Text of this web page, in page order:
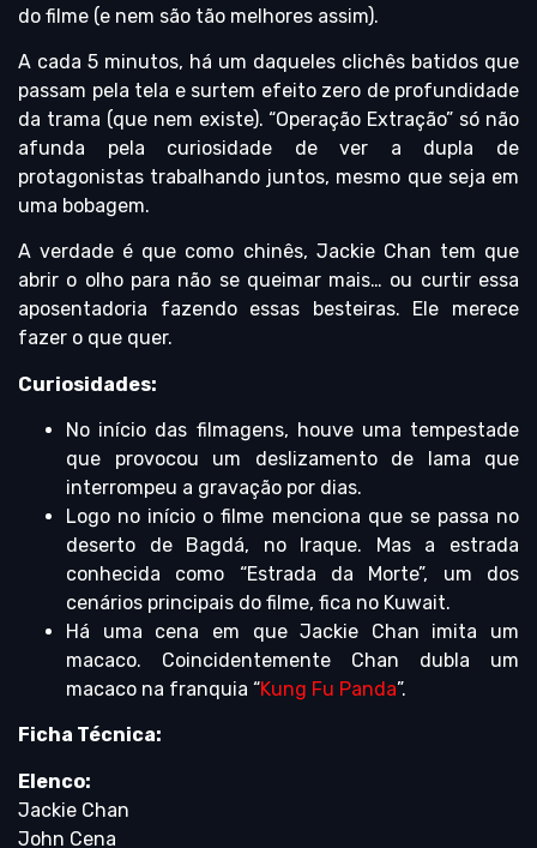
do filme (e nem são tão melhores assim).
A cada 5 minutos, há um daqueles clichês batidos que
passam pela tela e surtem efeito zero de profundidade
da trama (que nem existe). “Operação Extração” só não
afunda pela curiosidade de ver a dupla de
protagonistas trabalhando juntos, mesmo que seja em
uma bobagem.
A verdade é que como chinês, Jackie Chan tem que
abrir o olho para não se queimar mais… ou curtir essa
aposentadoria fazendo essas besteiras. Ele merece
fazer o que quer.
Curiosidades:
No início das filmagens, houve uma tempestade
que provocou um deslizamento de lama que
interrompeu a gravação por dias.
Logo no início o filme menciona que se passa no
deserto de Bagdá, no Iraque. Mas a estrada
conhecida como “Estrada da Morte”, um dos
cenários principais do filme, fica no Kuwait.
Há uma cena em que Jackie Chan imita um
macaco. Coincidentemente Chan dubla um
macaco na franquia “Kung Fu Panda”.
Ficha Técnica:
Elenco:
Jackie Chan
John Cena